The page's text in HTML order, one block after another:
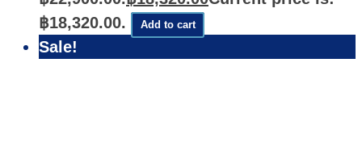
฿18,320.00.
Add to cart
Sale!